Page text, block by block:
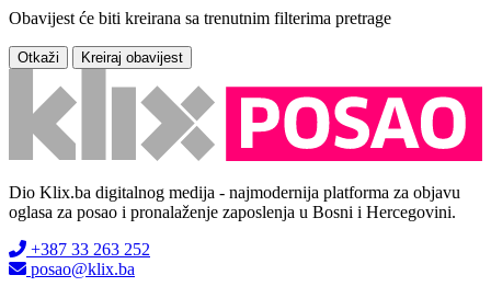
Obavijest će biti kreirana sa trenutnim filterima pretrage
Otkaži Kreiraj obavijest
Dio Klix.ba digitalnog medija - najmodernija platforma za objavu
oglasa za posao i pronalaženje zaposlenja u Bosni i Hercegovini.
+387 33 263 252
posao@klix.ba